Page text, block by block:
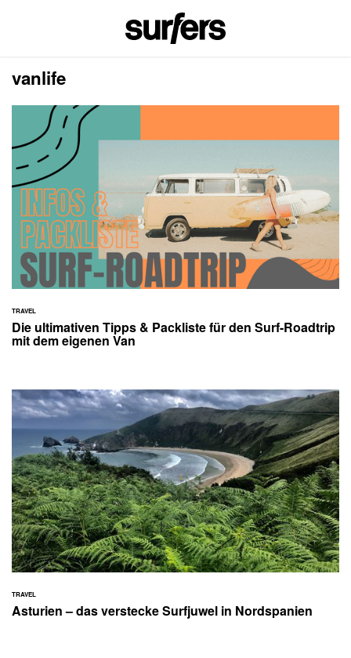
vanlife
TRAVEL
Die ultimativen Tipps & Packliste für den Surf-Roadtrip
mit dem eigenen Van
TRAVEL
Asturien – das verstecke Surfjuwel in Nordspanien